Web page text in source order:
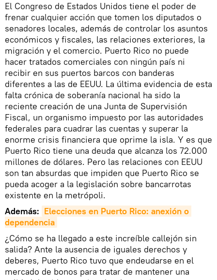
El Congreso de Estados Unidos tiene el poder de
frenar cualquier acción que tomen los diputados o
senadores locales, además de controlar los asuntos
económicos y fiscales, las relaciones exteriores, la
migración y el comercio. Puerto Rico no puede
hacer tratados comerciales con ningún país ni
recibir en sus puertos barcos con banderas
diferentes a las de EEUU. La última evidencia de esta
falta crónica de soberanía nacional ha sido la
reciente creación de una Junta de Supervisión
Fiscal, un organismo impuesto por las autoridades
federales para cuadrar las cuentas y superar la
enorme crisis financiera que oprime la isla. Y es que
Puerto Rico tiene una deuda que alcanza los 72.000
millones de dólares. Pero las relaciones con EEUU
son tan absurdas que impiden que Puerto Rico se
pueda acoger a la legislación sobre bancarrotas
existente en la metrópoli.
Además: Elecciones en Puerto Rico: anexión o
dependencia
¿Cómo se ha llegado a este increíble callejón sin
salida? Ante la ausencia de iguales derechos y
deberes, Puerto Rico tuvo que endeudarse en el
mercado de bonos para tratar de mantener una